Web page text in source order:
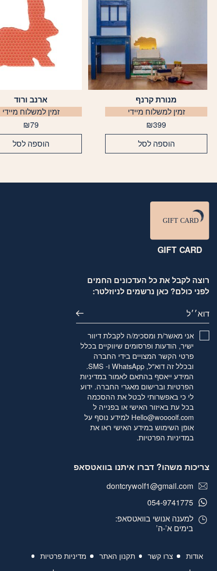
מנורת קרנף
זמין למשלוח מיידי
₪399
הוספה לסל
מספר
ניתן
בעמוד
המוצר
ארנב ורוד
זמין למשלוח מיידי
₪79
הוספה לסל
רוצה לקבל את כל העדכונים החמים
לפני כולם? כאן נרשמים לניוזלטר:
דוא׳׳ל
אני מאשר/ת ומסכימ/ה לקבלת דיוור
ישיר, הודעות ופרסומים שיווקיים בכלל
פרטי הקשר המצויים בידי החברה
ובכלל זה דוא"ל, WhatsApp ו- SMS.
המידע ייאסף בהתאם לאמורבמדיניות
הפרטיותוברישום מאגרי החברה. ידוע
לי כי באפשרותי לבטל את ההסכמה
בכל עת באיזור האישי או בפנייה ל
Hello@woooolf.com למידע נוסף על
אופן השימוש במידע האישי ראו את
במדיניות הפרטיות.
אודות צרו קשר תקנון האתר
מדיניות פרטיות
צריכות משהו? דברו איתנו בוואטסאפ
dontcrywolf1@gmail.com
054-9741775
למענה אנושי בוואטסאפ:
בימים א’-ה’
GIFT CARD